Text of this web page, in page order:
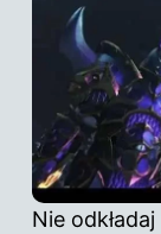
Nie odkładaj